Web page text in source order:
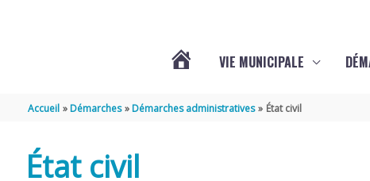
VIE MUNICIPALE
Accueil Démarches Démarches administratives État civil
État civil